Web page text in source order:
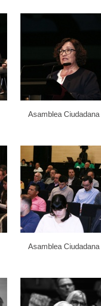
Asamblea Ciudadana
Asamblea Ciudadana